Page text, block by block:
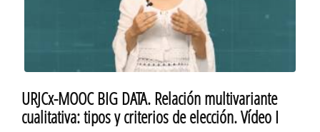
URJCx-MOOC BIG DATA. Relación multivariante
cualitativa: tipos y criterios de elección. Vídeo I